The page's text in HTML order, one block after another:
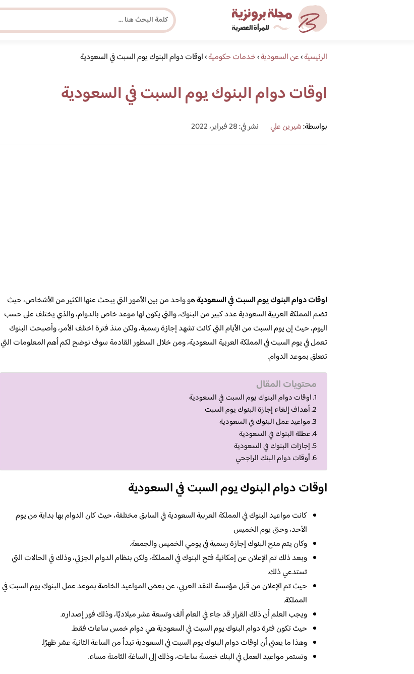
مجلة برونزية للفتاة العصرية
ابحث عن أي موضوع يهمك
الرئيسية›عن السعودية›خدمات حكومية›اوقات دوام البنوك يوم السبت في السعودية
اوقات دوام البنوك يوم السبت في السعودية
بواسطة:شيرين علي نشر في: 28 فبراير، 2022
اوقات دوام البنوك يوم السبتفي السعوديةهو واحد من بين الأمور التي يبحث عنها الكثير من الأشخاص، حيث
تضم المملكة العربية السعودية عدد كبير من البنوك، والتي يكون لها موعد خاص بالدوام، والذي يختلف على حسب
اليوم، حيث إن يوم السبت من الأيام التي كانت تشهد إجازة رسمية، ولكن منذ فترة اختلف الأمر، وأصبحت البنوك
تعمل في يوم السبت في المملكة العربية السعودية، ومن خلال السطور القادمة سوف نوضح لكم أهم المعلومات التي
تتعلق بموعد الدوام.
محتويات المقال
اوقات دوام البنوك يوم السبت في السعودية
أهداف إلغاء إجازة البنوك يوم السبت
مواعيد عمل البنوك في السعودية
عطلة البنوك في السعودية
إجازات البنوك في السعودية
أوقات دوام البنك الراجحي
اوقات دوام البنوك يوم السبت في السعودية
كانت مواعيد البنوك في المملكة العربية السعودية في السابق مختلفة، حيث كان الدوام بها بداية من يوم
الأحد، وحتى يوم الخميس
وكان يتم منح البنوك إجازة رسمية في يومي الخميس والجمعة.
وبعد ذلك تم الإعلان عن إمكانية فتح البنوك في المملكة، ولكن بنظام الدوام الجزئي، وذلك في الحالات التي
تستدعي ذلك.
حيث تم الإعلان من قبل مؤسسة النقد العربي، عن بعض المواعيد الخاصة بموعد عمل البنوك يوم السبت في
المملكة.
ويجب العلم أن ذلك القرار قد جاء في العام ألف وتسعة عشر ميلاديًا، وذلك فور إصداره.
حيث تكون فترة دوام البنوك يوم السبت في السعودية هي دوام خمس ساعات فقط.
وهذا ما يعني أن اوقات دوام البنوك يوم السبت في السعودية تبدأ من الساعة الثانية عشر ظهرًا.
وتستمر مواعيد العمل في البنك خمسة ساعات، وذلك إلى الساغة الثامنة مساء.